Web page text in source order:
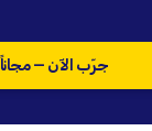
جرّب الآن — مجاناً